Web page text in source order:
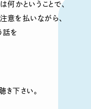
何かということで、
意を払いながら、
話を
き下さい。